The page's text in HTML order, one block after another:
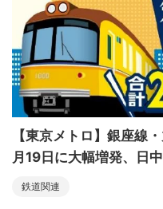
【東京メトロ】銀座線
月19日に大幅増発、日
鉄道関連